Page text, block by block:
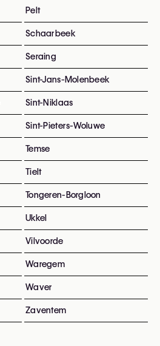
Pelt
Schaarbeek
Seraing
Sint-Jans-Molenbeek
Sint-Niklaas
Sint-Pieters-Woluwe
Temse
Tielt
Tongeren-Borgloon
Ukkel
Vilvoorde
Waregem
Waver
Zaventem